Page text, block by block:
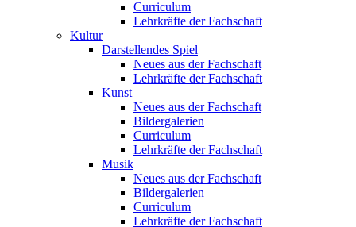
Curriculum
Lehrkräfte der Fachschaft
Kultur
Darstellendes Spiel
Neues aus der Fachschaft
Lehrkräfte der Fachschaft
Kunst
Neues aus der Fachschaft
Bildergalerien
Curriculum
Lehrkräfte der Fachschaft
Musik
Neues aus der Fachschaft
Bildergalerien
Curriculum
Lehrkräfte der Fachschaft